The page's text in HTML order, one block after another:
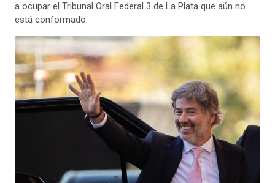
a ocupar el Tribunal Oral Federal 3 de La Plata que aún no
está conformado.